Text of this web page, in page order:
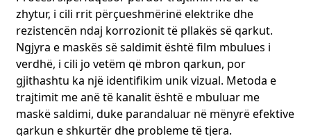
zhytur, i cili rrit përçueshmërinë elektrike dhe
rezistencën ndaj korrozionit të pllakës së qarkut.
Ngjyra e maskës së saldimit është film mbulues i
verdhë, i cili jo vetëm që mbron qarkun, por
gjithashtu ka një identifikim unik vizual. Metoda e
trajtimit me anë të kanalit është e mbuluar me
maskë saldimi, duke parandaluar në mënyrë efektive
qarkun e shkurtër dhe probleme të tjera.
sigurohet integriteti i sinjalit gjatë transmetimit me
shpejtësi të lartë. Sipas të dhënave aktuale të testimit, pas
përdorimit të FPC-së së prodhuar nga ne, shkalla e
transmetimit të të dhënave të kësaj pajisjeje të stacionit
bazë 5G është rritur me 30% krahasuar me më parë, dhe
stabiliteti i sinjalit është rritur me 25%, duke optimizuar
shumë mbulimin dhe cilësinë e komunikimit të rrjetit 5G.
Në garën shumë konkurruese të komunikimit 5G, FPC-ja
jonë i ndihmon klientët të dallohen me performancën e saj